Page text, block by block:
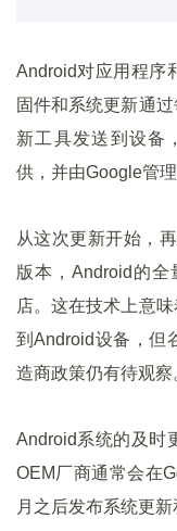
Android对应用程序
固件和系统更新通
新工具发送到设备
供，并由Google管理
从这次更新开始，
版本，Android的
店。这在技术上意
到Android设备，但
造商政策仍有待观察
Android系统的及时
OEM厂商通常会在
月之后发布系统更新